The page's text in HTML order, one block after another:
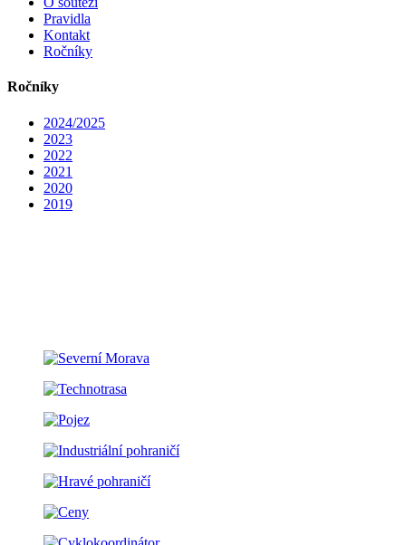
Pravidla
Kontakt
Ročníky
Ročníky
2024/2025
2023
2022
2021
2020
2019